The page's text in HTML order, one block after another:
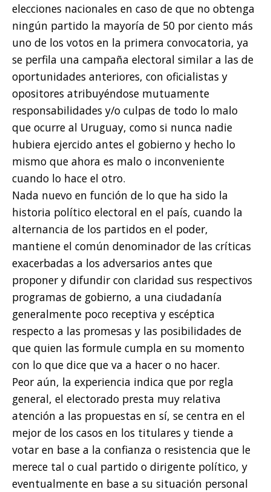
elecciones nacionales en caso de que no obtenga
ningún partido la mayoría de 50 por ciento más
uno de los votos en la primera convocatoria, ya
se perfila una campaña electoral similar a las de
oportunidades anteriores, con oficialistas y
opositores atribuyéndose mutuamente
responsabilidades y/o culpas de todo lo malo
que ocurre al Uruguay, como si nunca nadie
hubiera ejercido antes el gobierno y hecho lo
mismo que ahora es malo o inconveniente
cuando lo hace el otro.
Nada nuevo en función de lo que ha sido la
historia político electoral en el país, cuando la
alternancia de los partidos en el poder,
mantiene el común denominador de las críticas
exacerbadas a los adversarios antes que
proponer y difundir con claridad sus respectivos
programas de gobierno, a una ciudadanía
generalmente poco receptiva y escéptica
respecto a las promesas y las posibilidades de
que quien las formule cumpla en su momento
con lo que dice que va a hacer o no hacer.
Peor aún, la experiencia indica que por regla
general, el electorado presta muy relativa
atención a las propuestas en sí, se centra en el
mejor de los casos en los titulares y tiende a
votar en base a la confianza o resistencia que le
merece tal o cual partido o dirigente político, y
eventualmente en base a su situación personal